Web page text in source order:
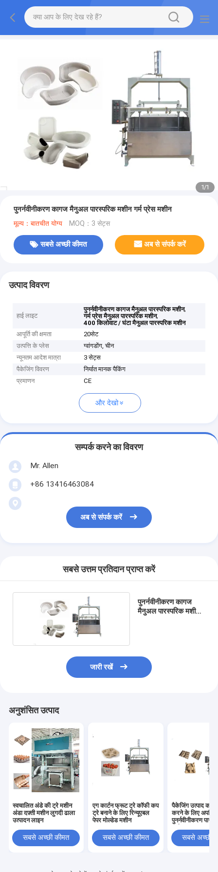
1/1
पुनर्नवीनीकरण कागज मैनुअल पारस्परिक मशीन गर्म प्रेस मशीन
मूल्य：बातचीत योग्य MOQ：3 सेट्स
सबसे अच्छी कीमत अब से संपर्क करें
उत्पाद विवरण
हाई लाइट
पुनर्नवीनीकरण कागज मैनुअल पारस्परिक मशीन,
गर्म प्रेस मैनुअल पारस्परिक मशीन,
400 किलोवाट / घंटा मैनुअल पारस्परिक मशीन
आपूर्ति की क्षमता
20सेट
उत्पत्ति के प्लेस
ग्वांगडोंग, चीन
न्यूनतम आदेश मात्रा
3 सेट्स
पैकेजिंग विवरण
निर्यात मानक पैकिंग
प्रमाणन
CE
और देखो
सम्पर्क करने का विवरण
Mr. Allen
+86 13416463084
अब से संपर्क करें
सबसे उत्तम प्रतिदान प्राप्त करें
पुनर्नवीनीकरण कागज
मैनुअल पारस्परिक मशीन
जारी रखें
अनुशंसित उत्पाद
स्वचालित अंडे की ट्रे मशीन
अंडा दफ़्ती मशीन लुगदी ढाला
उत्पादन लाइन
सबसे अच्छी कीमत
एग कार्टन फ्रूट ट्रे कॉफी कप
ट्रे बनाने के लिए रिन्यूएबल
पेपर मोल्डेड मशीन
सबसे अच्छी कीमत
पैकेजिंग उत्पाद का
करने के लिए
पुनर्नवीनीकरण
सबसे अच्छी